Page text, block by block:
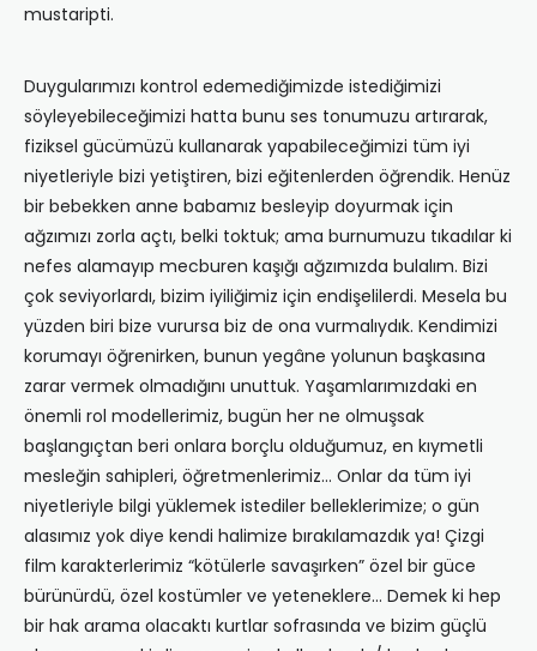
mustaripti.
Duygularımızı kontrol edemediğimizde istediğimizi
söyleyebileceğimizi hatta bunu ses tonumuzu artırarak,
fiziksel gücümüzü kullanarak yapabileceğimizi tüm iyi
niyetleriyle bizi yetiştiren, bizi eğitenlerden öğrendik. Henüz
bir bebekken anne babamız besleyip doyurmak için
ağzımızı zorla açtı, belki toktuk; ama burnumuzu tıkadılar ki
nefes alamayıp mecburen kaşığı ağzımızda bulalım. Bizi
çok seviyorlardı, bizim iyiliğimiz için endişelilerdi. Mesela bu
yüzden biri bize vurursa biz de ona vurmalıydık. Kendimizi
korumayı öğrenirken, bunun yegâne yolunun başkasına
zarar vermek olmadığını unuttuk. Yaşamlarımızdaki en
önemli rol modellerimiz, bugün her ne olmuşsak
başlangıçtan beri onlara borçlu olduğumuz, en kıymetli
mesleğin sahipleri, öğretmenlerimiz… Onlar da tüm iyi
niyetleriyle bilgi yüklemek istediler belleklerimize; o gün
alasımız yok diye kendi halimize bırakılamazdık ya! Çizgi
film karakterlerimiz “kötülerle savaşırken” özel bir güce
bürünürdü, özel kostümler ve yeteneklere… Demek ki hep
bir hak arama olacaktı kurtlar sofrasında ve bizim güçlü